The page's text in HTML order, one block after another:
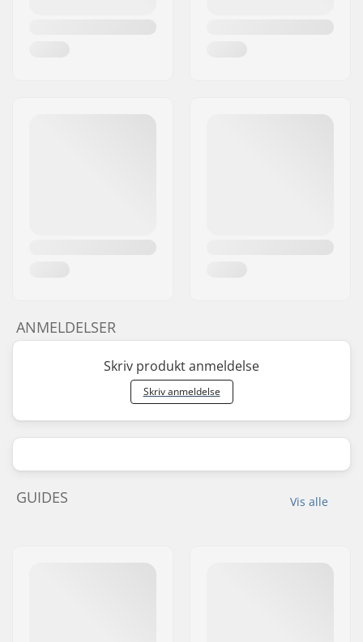
ANMELDELSER
Skriv produkt anmeldelse
Skriv anmeldelse
Vis alle
GUIDES